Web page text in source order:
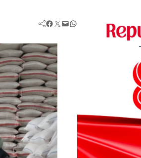
Facebook Twitter Mail WhatsApp